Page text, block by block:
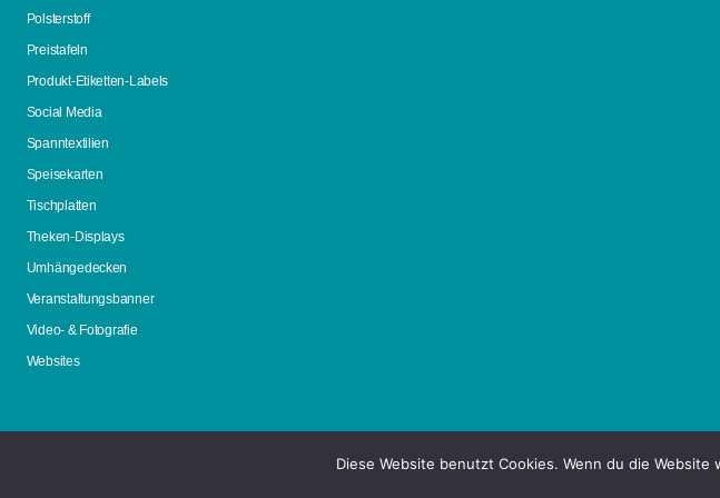
Polsterstoff
Preistafeln
Produkt-Etiketten-Labels
Social Media
Spanntextilien
Speisekarten
Tischplatten
Theken-Displays
Umhängedecken
Veranstaltungsbanner
Video- & Fotografie
Websites
Diese Website benutzt Cookies. Wenn du die